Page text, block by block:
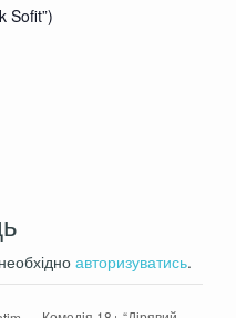
Sofit”)
авторизуватись.